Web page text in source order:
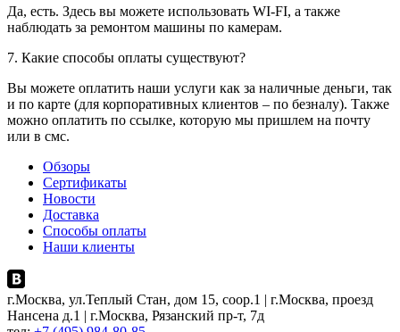
Да, есть. Здесь вы можете использовать WI-FI, а также
наблюдать за ремонтом машины по камерам.
7. Какие способы оплаты существуют?
Вы можете оплатить наши услуги как за наличные деньги, так
и по карте (для корпоративных клиентов – по безналу). Также
можно оплатить по ссылке, которую мы пришлем на почту
или в смс.
Обзоры
Сертификаты
Новости
Доставка
Способы оплаты
Наши клиенты
г.Москва, ул.Теплый Стан, дом 15, соор.1 | г.Москва, проезд
Нансена д.1 | г.Москва, Рязанский пр-т, 7д